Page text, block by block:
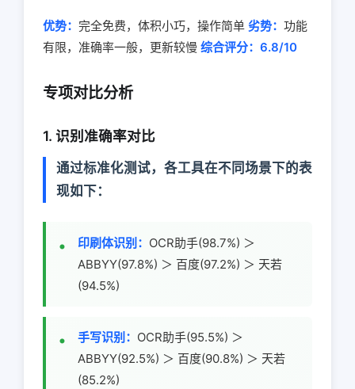
优势： 完全免费，体积小巧，操作简单 劣势： 功能
有限，准确率一般，更新较慢 综合评分：6.8/10
专项对比分析
1. 识别准确率对比
通过标准化测试，各工具在不同场景下的表
现如下：
印刷体识别： OCR助手(98.7%) ＞
ABBYY(97.8%) ＞ 百度(97.2%) ＞ 天若
(94.5%)
手写识别： OCR助手(95.5%) ＞
ABBYY(92.5%) ＞ 百度(90.8%) ＞ 天若
(85.2%)